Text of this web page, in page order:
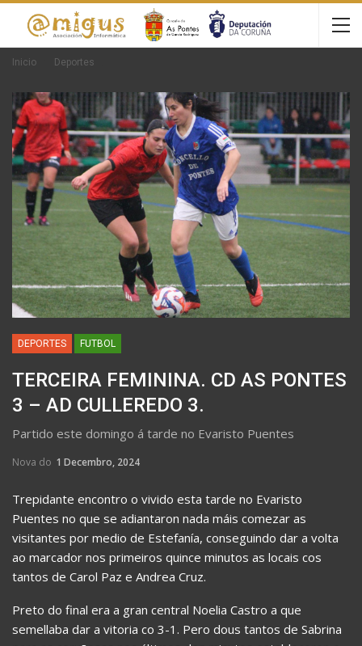
Inicio Deportes
DEPORTES FUTBOL
TERCEIRA FEMININA. CD AS PONTES
3 – AD CULLEREDO 3.
Partido este domingo á tarde no Evaristo Puentes
Nova do 1 Decembro, 2024
Trepidante encontro o vivido esta tarde no Evaristo
Puentes no que se adiantaron nada máis comezar as
visitantes por medio de Estefanía, conseguindo dar a volta
ao marcador nos primeiros quince minutos as locais cos
tantos de Carol Paz e Andrea Cruz.
Preto do final era a gran central Noelia Castro a que
semellaba dar a vitoria co 3-1. Pero dous tantos de Sabrina